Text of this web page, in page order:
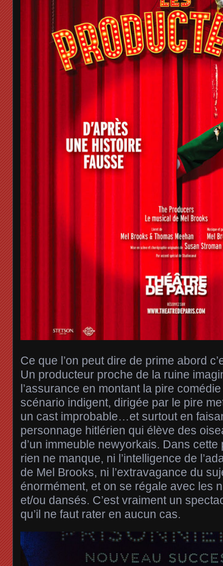
Ce que l’on peut dire de prime abord
Un producteur proche de la ruine
l’assurance en montant la pire
scénario indigent, dirigée par le pire
un cast improbable…et surtout en
personnage hitlérien qui élève des
d’un immeuble newyorkais. Dans
rien ne manque, ni l’intelligence de
de Mel Brooks, ni l’extravagance du
énormément, et on se régale avec les
et/ou dansés. C’est vraiment un
qu’il ne faut rater en aucun cas.